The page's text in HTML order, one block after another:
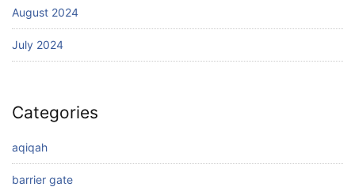
August 2024
July 2024
Categories
aqiqah
barrier gate